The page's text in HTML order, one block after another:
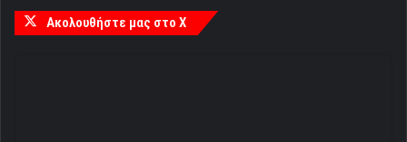
Ακολουθήστε μας στο X